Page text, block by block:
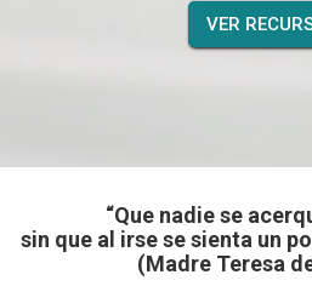
VER
“Que nadie se
sin que al irse se sienta un
(Madre Teresa